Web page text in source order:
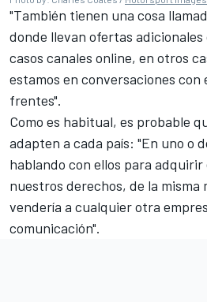
"También tienen una cosa
donde llevan ofertas adicionales
casos canales online, en otros
estamos en conversaciones con
frentes".
Como es habitual, es probable
adapten a cada país: "En uno o
hablando con ellos para
nuestros derechos, de la misma
vendería a cualquier otra
comunicación".